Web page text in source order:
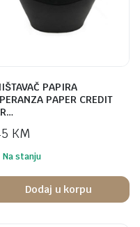
PAPIRA
PAPER CREDIT
KM
Na stanju
Dodaj u korpu